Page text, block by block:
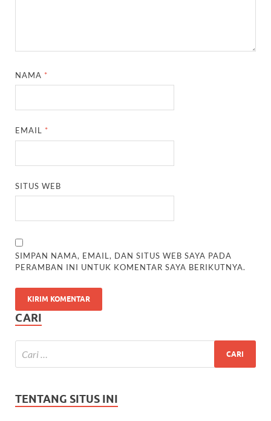
NAMA *
EMAIL *
SITUS WEB
SIMPAN NAMA, EMAIL, DAN SITUS WEB SAYA PADA
PERAMBAN INI UNTUK KOMENTAR SAYA BERIKUTNYA.
CARI
TENTANG SITUS INI